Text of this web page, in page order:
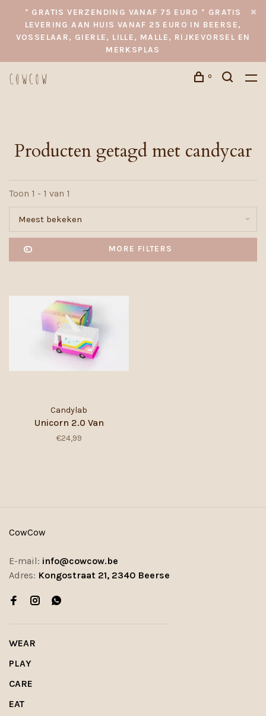
* GRATIS VERZENDING VANAF 75 EURO * GRATIS
LEVERING AAN HUIS VANAF 25 EURO IN BEERSE,
VOSSELAAR, GIERLE, LILLE, MALLE, RIJKEVORSEL EN
MERKSPLAS
0
Producten getagd met candycar
Toon 1 - 1 van 1
Meest bekeken
MORE FILTERS
Candylab
Unicorn 2.0 Van
€24,99
CowCow
E-mail: info@cowcow.be
Adres: Kongostraat 21, 2340 Beerse
WEAR
PLAY
CARE
EAT